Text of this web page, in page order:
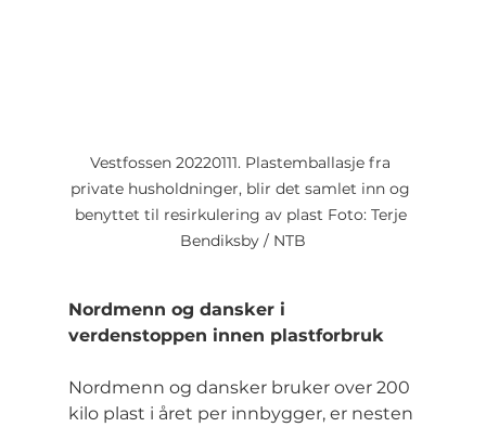
Vestfossen 20220111. Plastemballasje fra
private husholdninger, blir det samlet inn og
benyttet til resirkulering av plast Foto: Terje
Bendiksby / NTB
Nordmenn og dansker i
verdenstoppen innen plastforbruk
Nordmenn og dansker bruker over 200
kilo plast i året per innbygger, er nesten